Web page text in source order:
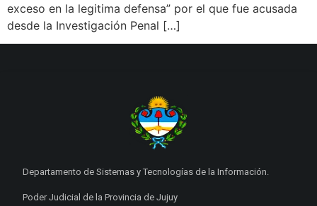
exceso en la legitima defensa” por el que fue acusada
desde la Investigación Penal […]
Departamento de Sistemas y Tecnologías de la Información.
Poder Judicial de la Provincia de Jujuy